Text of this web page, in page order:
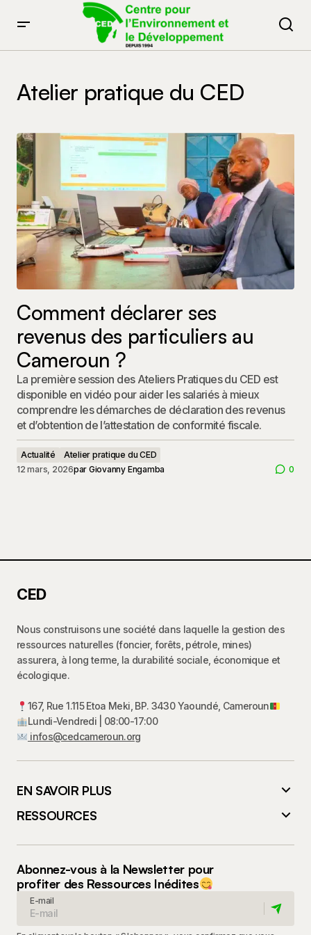
Atelier pratique du CED
Comment déclarer ses
revenus des particuliers au
Cameroun ?
La première session des Ateliers Pratiques du CED est
disponible en vidéo pour aider les salariés à mieux
comprendre les démarches de déclaration des revenus
et d’obtention de l’attestation de conformité fiscale.
Actualité
Atelier pratique du CED
12 mars, 2026par Giovanny Engamba 0
CED
Nous construisons une société dans laquelle la gestion des
ressources naturelles (foncier, forêts, pétrole, mines)
assurera, à long terme, la durabilité sociale, économique et
écologique.
167, Rue 1.115 Etoa Meki, BP. 3430 Yaoundé, Cameroun
Lundi-Vendredi | 08:00-17:00
infos@cedcameroun.org
EN SAVOIR PLUS
RESSOURCES
Abonnez-vous à la Newsletter pour
profiter des Ressources Inédites
E-mail